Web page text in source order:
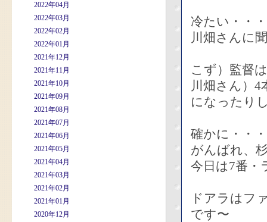
2022年04月
2022年03月
2022年02月
2022年01月
2021年12月
2021年11月
2021年10月
2021年09月
2021年08月
2021年07月
2021年06月
2021年05月
2021年04月
2021年03月
2021年02月
2021年01月
2020年12月
冷たい・・・
川畑さんに
こず）監督
川畑さん）
になったり
確かに・・・
がんばれ、
今日は7番・
ドアラはフ
です〜